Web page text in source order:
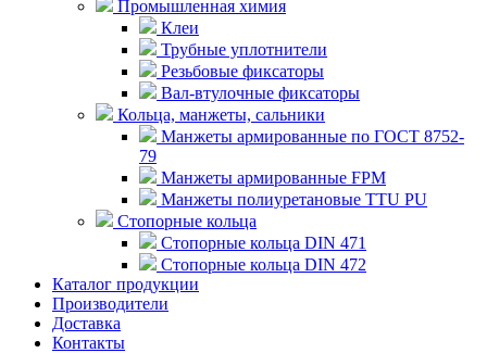
Промышленная химия
Клеи
Трубные уплотнители
Резьбовые фиксаторы
Вал-втулочные фиксаторы
Кольца, манжеты, сальники
Манжеты армированные по ГОСТ 8752-
79
Манжеты армированные FPM
Манжеты полиуретановые TTU PU
Стопорные кольца
Стопорные кольца DIN 471
Стопорные кольца DIN 472
Каталог продукции
Производители
Доставка
Контакты